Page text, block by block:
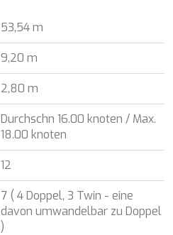
53,54 m
9,20 m
2,80 m
Durchschn 16.00 knoten / Max.
18.00 knoten
12
7 ( 4 Doppel, 3 Twin - eine
davon umwandelbar zu Doppel
)